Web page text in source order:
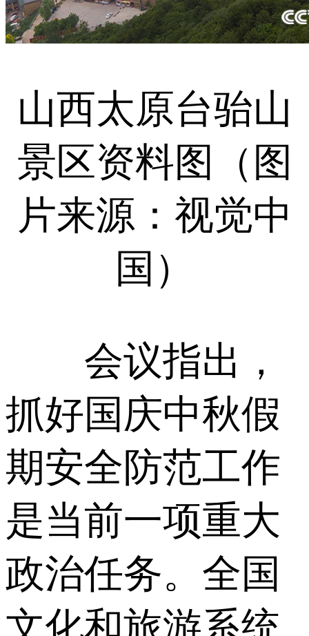
山西太原台骀山
景区资料图（图
片来源：视觉中
国）
会议指出，
抓好国庆中秋假
期安全防范工作
是当前一项重大
政治任务。全国
文化和旅游系统